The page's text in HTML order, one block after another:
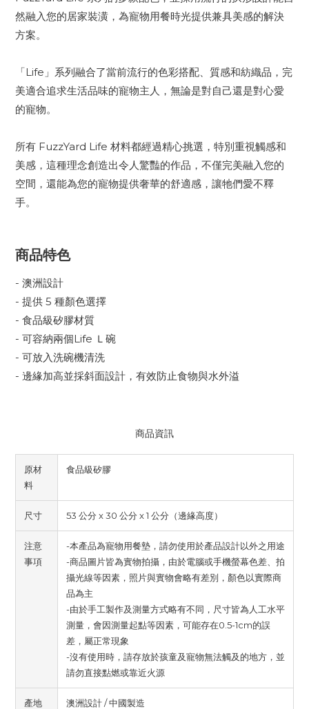
然融入您的居家裝潢，為寵物用餐時光提供兼具美感的解決
方案。
「Life」系列融合了當前流行的色彩搭配、質感和紡織品，完
美適合追求生活品味的寵物主人，無論是對自己還是對心愛
的寵物。
所有 FuzzYard Life 材料都經過精心挑選，特別重視觸感和
美感，這種理念創造出令人驚豔的作品，不僅完美融入您的
空間，還能為您的寵物提供奢華的舒適感，讓牠們愛不釋
手。
商品特色
- 澳洲設計
- 提供 5 種顏色選擇
- 食品級矽膠材質
- 可容納兩個Life Ｌ碗
- 可放入洗碗機清洗
- 邊緣加高並採斜面設計，有效防止食物與水外溢
商品資訊
原材
料
食品級矽膠
尺寸 53 公分 x 30 公分 x 1 公分（邊緣高度）
注意
事項
-本產品為寵物用餐墊，請勿使用於產品設計以外之用途
-商品圖片皆為實物拍攝，由於電腦或手機螢幕色差、拍
攝光線等因素，照片與實物會略有差別，顏色以實際商
品為主
-由於手工製作及測量方式略有不同，尺寸皆為人工水平
測量，會因測量起點等因素，可能存在0.5-1cm的誤
差，屬正常現象
-沒有使用時，請存放於孩童及寵物無法觸及的地方，並
請勿直接點燃或靠近火源
產地 澳洲設計 / 中國製造